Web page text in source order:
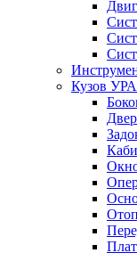
Кузов